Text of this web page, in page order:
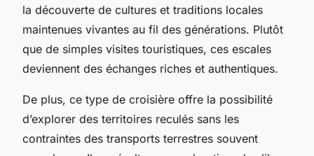
la découverte de cultures et traditions locales
maintenues vivantes au fil des générations. Plutôt
que de simples visites touristiques, ces escales
deviennent des échanges riches et authentiques.
De plus, ce type de croisière offre la possibilité
d’explorer des territoires reculés sans les
contraintes des transports terrestres souvent